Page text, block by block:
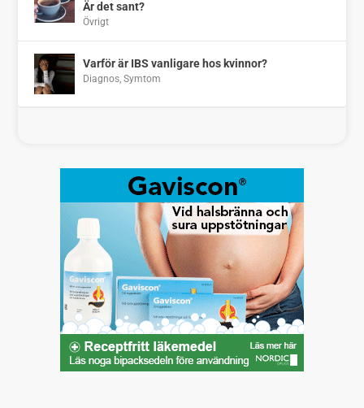
Är det sant?
Övrigt
Varför är IBS vanligare hos kvinnor?
Diagnos ,Symtom